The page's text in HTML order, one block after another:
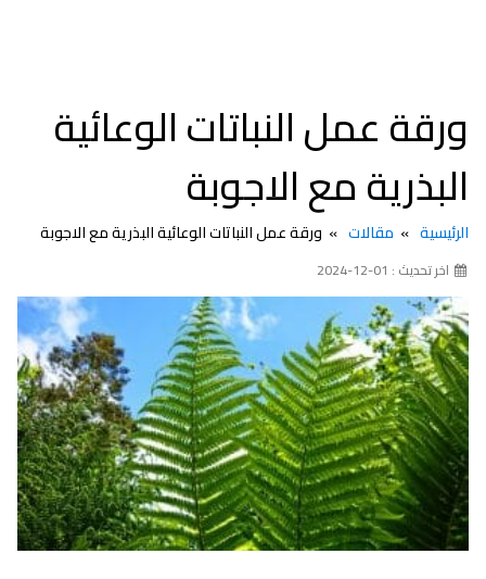
ورقة عمل النباتات الوعائية
البذرية مع الاجوبة
الرئيسية مقالات ورقة عمل النباتات الوعائية البذرية مع الاجوبة
اخر تحديث : 01-12-2024